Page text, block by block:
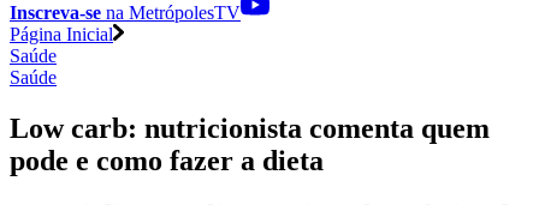
Inscreva-se na MetrópolesTV
Página Inicial
Saúde
Saúde
Low carb: nutricionista comenta quem
pode e como fazer a dieta